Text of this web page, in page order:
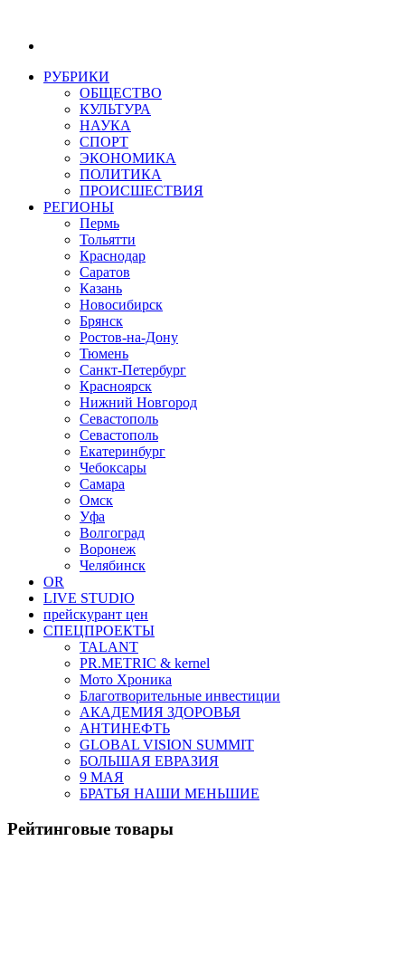
РУБРИКИ
ОБЩЕСТВО
КУЛЬТУРА
НАУКА
СПОРТ
ЭКОНОМИКА
ПОЛИТИКА
ПРОИСШЕСТВИЯ
РЕГИОНЫ
Пермь
Тольятти
Краснодар
Саратов
Казань
Новосибирск
Брянск
Ростов-на-Дону
Тюмень
Санкт-Петербург
Красноярск
Нижний Новгород
Севастополь
Севастополь
Екатеринбург
Чебоксары
Самара
Омск
Уфа
Волгоград
Воронеж
Челябинск
OR
LIVE STUDIO
прейскурант цен
СПЕЦПРОЕКТЫ
TALANT
PR.METRIC & kernel
Мото Хроника
Благотворительные инвестиции
АКАДЕМИЯ ЗДОРОВЬЯ
АНТИНЕФТЬ
GLOBAL VISION SUMMIT
БОЛЬШАЯ ЕВРАЗИЯ
9 МАЯ
БРАТЬЯ НАШИ МЕНЬШИЕ
Рейтинговые товары